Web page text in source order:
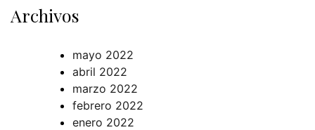
Archivos
mayo 2022
abril 2022
marzo 2022
febrero 2022
enero 2022